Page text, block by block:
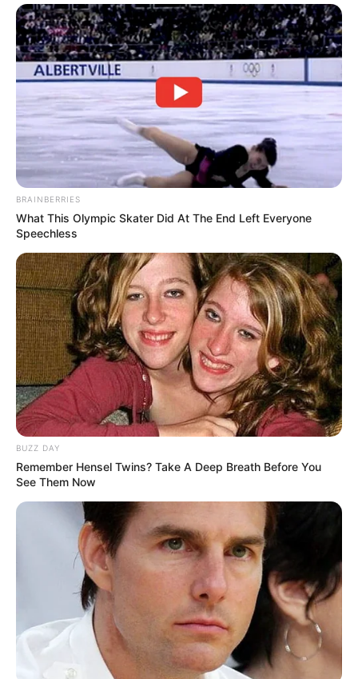
BRAINBERRIES
What This Olympic Skater Did At The End Left Everyone
Speechless
BUZZ DAY
Remember Hensel Twins? Take A Deep Breath Before You
See Them Now